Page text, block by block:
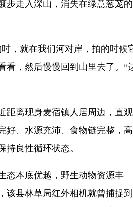
步走入深山，消失在绿意葱茏的
，就在我们河对岸，拍的时候
看，然后慢慢回到山里去了。”
离现身麦宿镇人居周边，直观
好、水源充沛、食物链完整，高
良性循环状态。
本底优越，野生动物资源丰
该县林草局红外相机就曾捕捉到